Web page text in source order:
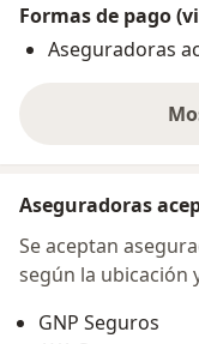
Formas de pago
Aseguradoras
Aseguradoras
Se aceptan
según la ubicación
GNP Seguros